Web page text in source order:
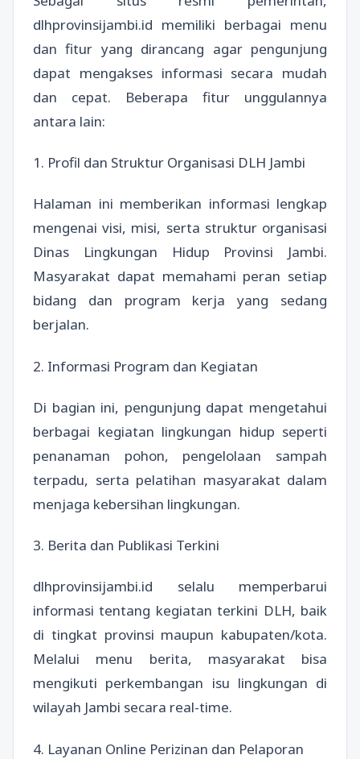
dlhprovinsijambi.id memiliki berbagai menu
dan fitur yang dirancang agar pengunjung
dapat mengakses informasi secara mudah
dan cepat. Beberapa fitur unggulannya
antara lain:
1. Profil dan Struktur Organisasi DLH Jambi
Halaman ini memberikan informasi lengkap
mengenai visi, misi, serta struktur organisasi
Dinas Lingkungan Hidup Provinsi Jambi.
Masyarakat dapat memahami peran setiap
bidang dan program kerja yang sedang
berjalan.
2. Informasi Program dan Kegiatan
Di bagian ini, pengunjung dapat mengetahui
berbagai kegiatan lingkungan hidup seperti
penanaman pohon, pengelolaan sampah
terpadu, serta pelatihan masyarakat dalam
menjaga kebersihan lingkungan.
3. Berita dan Publikasi Terkini
dlhprovinsijambi.id selalu memperbarui
informasi tentang kegiatan terkini DLH, baik
di tingkat provinsi maupun kabupaten/kota.
Melalui menu berita, masyarakat bisa
mengikuti perkembangan isu lingkungan di
wilayah Jambi secara real-time.
4. Layanan Online Perizinan dan Pelaporan